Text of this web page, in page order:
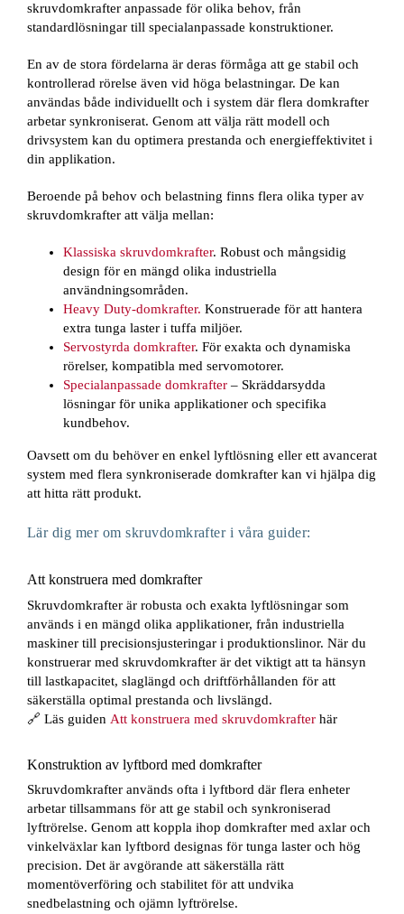
skruvdomkrafter anpassade för olika behov, från
standardlösningar till specialanpassade konstruktioner.
En av de stora fördelarna är deras förmåga att ge stabil och
kontrollerad rörelse även vid höga belastningar. De kan
användas både individuellt och i system där flera domkrafter
arbetar synkroniserat. Genom att välja rätt modell och
drivsystem kan du optimera prestanda och energieffektivitet i
din applikation.
Beroende på behov och belastning finns flera olika typer av
skruvdomkrafter att välja mellan:
Klassiska skruvdomkrafter. Robust och mångsidig
design för en mängd olika industriella
användningsområden.
Heavy Duty-domkrafter. Konstruerade för att hantera
extra tunga laster i tuffa miljöer.
Servostyrda domkrafter. För exakta och dynamiska
rörelser, kompatibla med servomotorer.
Specialanpassade domkrafter – Skräddarsydda
lösningar för unika applikationer och specifika
kundbehov.
Oavsett om du behöver en enkel lyftlösning eller ett avancerat
system med flera synkroniserade domkrafter kan vi hjälpa dig
att hitta rätt produkt.
Lär dig mer om skruvdomkrafter i våra guider:
Att konstruera med domkrafter
Skruvdomkrafter är robusta och exakta lyftlösningar som
används i en mängd olika applikationer, från industriella
maskiner till precisionsjusteringar i produktionslinor. När du
konstruerar med skruvdomkrafter är det viktigt att ta hänsyn
till lastkapacitet, slaglängd och driftförhållanden för att
säkerställa optimal prestanda och livslängd.
🔗 Läs guiden Att konstruera med skruvdomkrafter här
Konstruktion av lyftbord med domkrafter
Skruvdomkrafter används ofta i lyftbord där flera enheter
arbetar tillsammans för att ge stabil och synkroniserad
lyftrörelse. Genom att koppla ihop domkrafter med axlar och
vinkelväxlar kan lyftbord designas för tunga laster och hög
precision. Det är avgörande att säkerställa rätt
momentöverföring och stabilitet för att undvika
snedbelastning och ojämn lyftrörelse.